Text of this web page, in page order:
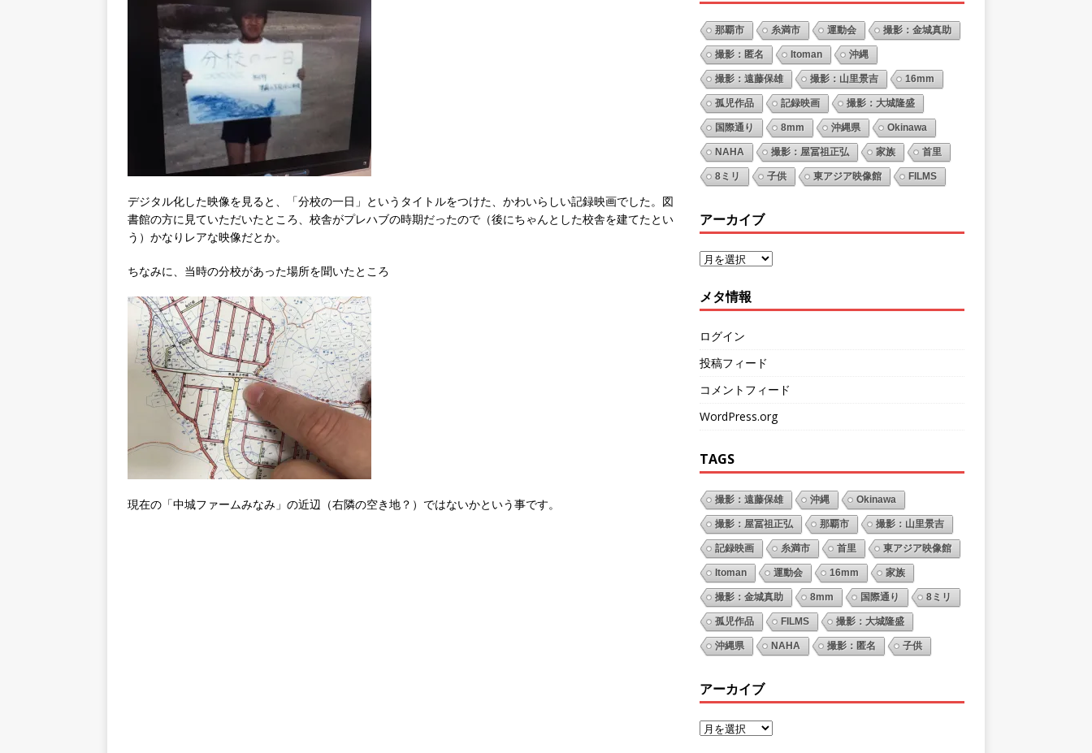
デジタル化した映像を見ると、「分校の一日」というタイトルをつけた、かわいらしい記録映画でした。図
書館の方に見ていただいたところ、校舎がプレハブの時期だったので（後にちゃんとした校舎を建てたとい
う）かなりレアな映像だとか。
ちなみに、当時の分校があった場所を聞いたところ
現在の「中城ファームみなみ」の近辺（右隣の空き地？）ではないかという事です。
那覇市 糸満市 運動会 撮影：金城真助
撮影：匿名 Itoman 沖縄
撮影：遠藤保雄 撮影：山里景吉 16mm
孤児作品 記録映画 撮影：大城隆盛
国際通り 8mm 沖縄県 Okinawa
NAHA 撮影：屋冨祖正弘 家族 首里
8ミリ 子供 東アジア映像館 FILMS
アーカイブ
メタ情報
ログイン
投稿フィード
コメントフィード
WordPress.org
TAGS
撮影：遠藤保雄 沖縄 Okinawa
撮影：屋冨祖正弘 那覇市 撮影：山里景吉
記録映画 糸満市 首里 東アジア映像館
Itoman 運動会 16mm 家族
撮影：金城真助 8mm 国際通り 8ミリ
孤児作品 FILMS 撮影：大城隆盛
沖縄県 NAHA 撮影：匿名 子供
アーカイブ